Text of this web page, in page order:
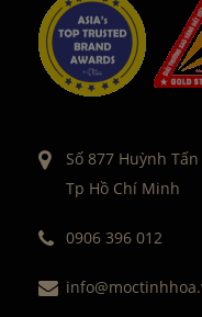
Số 877 Huỳnh
Tp Hồ Chí Minh
0906 396 012